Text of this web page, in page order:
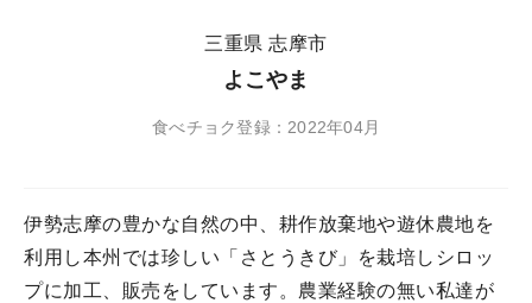
三重県 志摩市
よこやま
食べチョク登録：2022年04月
伊勢志摩の豊かな自然の中、耕作放棄地や遊休農地を
利用し本州では珍しい「さとうきび」を栽培しシロッ
プに加工、販売をしています。農業経験の無い私達が